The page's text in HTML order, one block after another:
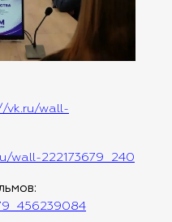
vk.ru/wall-
wall-222173679_240